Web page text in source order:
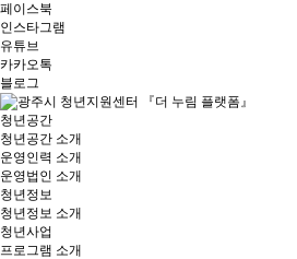
페이스북
인스타그램
유튜브
카카오톡
블로그
청년공간
청년공간 소개
운영인력 소개
운영법인 소개
청년정보
청년정보 소개
청년사업
프로그램 소개